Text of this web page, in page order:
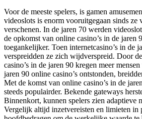
Voor de meeste spelers, is gamen
videoslots is enorm vooruitgegaan sinds ze
verschenen. In de jaren 70 werden
de opkomst van online casino’s in de jaren
toegankelijker. Toen internetcasino’s in de
verspreidden ze zich wijdverspreid. Door
casino’s in de jaren 90 kregen meer
jaren 90 online casino’s ontstonden,
Met de komst van online casino’s in de
steeds populairder. Bekende gateways
Binnenkort, kunnen spelers zien adaptieve
Vergelijk altijd inzetvereisten en limieten in